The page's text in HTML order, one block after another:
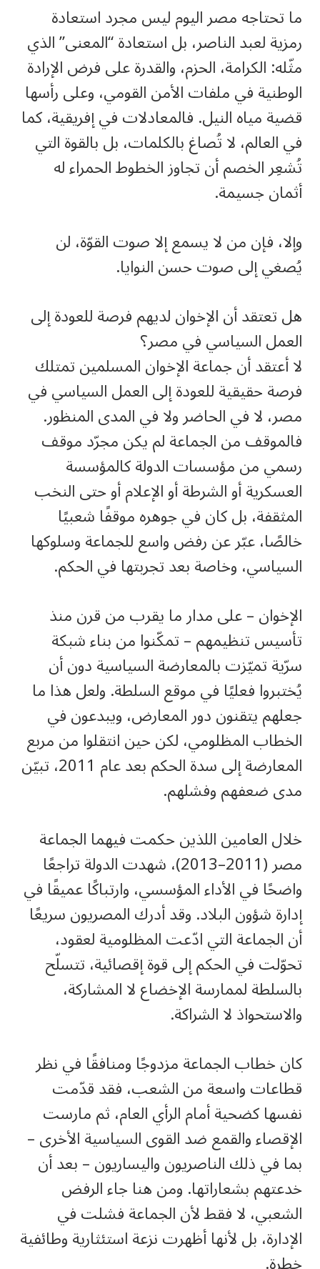
ما تحتاجه مصر اليوم ليس مجرد استعادة
رمزية لعبد الناصر، بل استعادة “المعنى” الذي
مثّله: الكرامة، الحزم، والقدرة على فرض الإرادة
الوطنية في ملفات الأمن القومي، وعلى رأسها
قضية مياه النيل. فالمعادلات في إفريقية، كما
في العالم، لا تُصاغ بالكلمات، بل بالقوة التي
تُشعِر الخصم أن تجاوز الخطوط الحمراء له
أثمان جسيمة.
وإلا، فإن من لا يسمع إلا صوت القوّة، لن
يُصغي إلى صوت حسن النوايا.
هل تعتقد أن الإخوان لديهم فرصة للعودة إلى
العمل السياسي في مصر؟
لا أعتقد أن جماعة الإخوان المسلمين تمتلك
فرصة حقيقية للعودة إلى العمل السياسي في
مصر، لا في الحاضر ولا في المدى المنظور.
فالموقف من الجماعة لم يكن مجرّد موقف
رسمي من مؤسسات الدولة كالمؤسسة
العسكرية أو الشرطة أو الإعلام أو حتى النخب
المثقفة، بل كان في جوهره موقفًا شعبيًا
خالصًا، عبّر عن رفض واسع للجماعة وسلوكها
السياسي، وخاصة بعد تجربتها في الحكم.
الإخوان – على مدار ما يقرب من قرن منذ
تأسيس تنظيمهم – تمكّنوا من بناء شبكة
سرّية تميّزت بالمعارضة السياسية دون أن
يُختبروا فعليًا في موقع السلطة. ولعل هذا ما
جعلهم يتقنون دور المعارض، ويبدعون في
الخطاب المظلومي، لكن حين انتقلوا من مربع
المعارضة إلى سدة الحكم بعد عام 2011، تبيّن
مدى ضعفهم وفشلهم.
خلال العامين اللذين حكمت فيهما الجماعة
مصر (2011–2013)، شهدت الدولة تراجعًا
واضحًا في الأداء المؤسسي، وارتباكًا عميقًا في
إدارة شؤون البلاد. وقد أدرك المصريون سريعًا
أن الجماعة التي ادّعت المظلومية لعقود،
تحوّلت في الحكم إلى قوة إقصائية، تتسلّح
بالسلطة لممارسة الإخضاع لا المشاركة،
والاستحواذ لا الشراكة.
كان خطاب الجماعة مزدوجًا ومنافقًا في نظر
قطاعات واسعة من الشعب، فقد قدّمت
نفسها كضحية أمام الرأي العام، ثم مارست
الإقصاء والقمع ضد القوى السياسية الأخرى –
بما في ذلك الناصريون واليساريون – بعد أن
خدعتهم بشعاراتها. ومن هنا جاء الرفض
الشعبي، لا فقط لأن الجماعة فشلت في
الإدارة، بل لأنها أظهرت نزعة استئثارية وطائفية